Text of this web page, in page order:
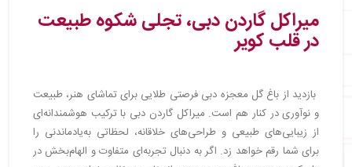
میراکل گاردن دبی، تجلی شکوه طبیعت
در قلب کویر
بازدید از باغ گل معجزه دبی فرصتی طلایی برای تماشای هنر، طبیعت
و نوآوری در کنار هم است. میراکل گاردن دبی با ترکیب هوشمندانه‌ای
از زیبایی‌های طبیعی و طراحی‌های خلاقانه، لحظاتی به‌یادماندنی را
برای شما رقم خواهد زد. اگر به دنبال تجربه‌ای متفاوت و الهام‌بخش در